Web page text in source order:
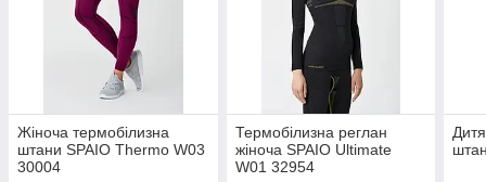
Жіноча термобілизна
штани SPAIO Thermo W03
30004
Термобілизна реглан
жіноча SPAIO Ultimate
W01 32954